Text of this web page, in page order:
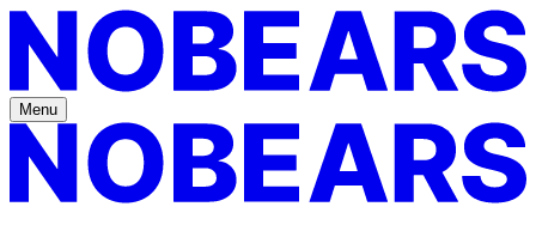
Menu